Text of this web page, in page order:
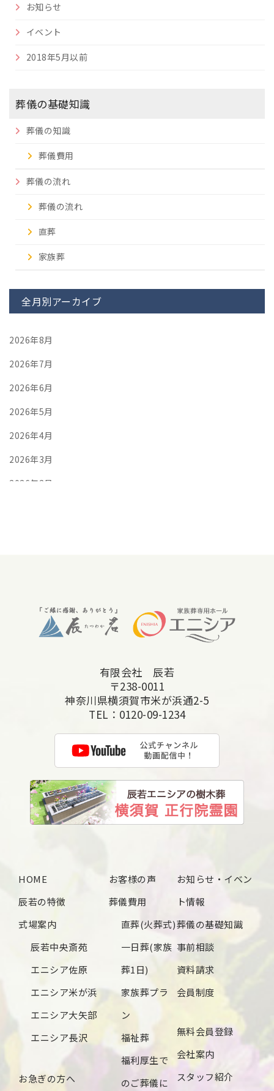
お知らせ
イベント
2018年5月以前
葬儀の基礎知識
葬儀の知識
葬儀費用
葬儀の流れ
葬儀の流れ
直葬
家族葬
全月別アーカイブ
2026年8月
2026年7月
2026年6月
2026年5月
2026年4月
2026年3月
2026年2月
2025年8月
2025年1月
2024年12月
2024年4月
2024年3月
2024年1月
有限会社 辰若
〒238-0011
神奈川県横須賀市米が浜通2-5
TEL： 0120-09-1234
HOME
辰若の特徴
式場案内
辰若中央斎苑
エニシア佐原
エニシア米が浜
エニシア大矢部
エニシア長沢
お急ぎの方へ
お客様の声
葬儀費用
直葬(火葬式)
一日葬(家族
葬1日)
家族葬プラ
ン
福祉葬
福利厚生で
のご葬儀に
お知らせ・イベン
ト情報
葬儀の基礎知識
事前相談
資料請求
会員制度
無料会員登録
会社案内
スタッフ紹介